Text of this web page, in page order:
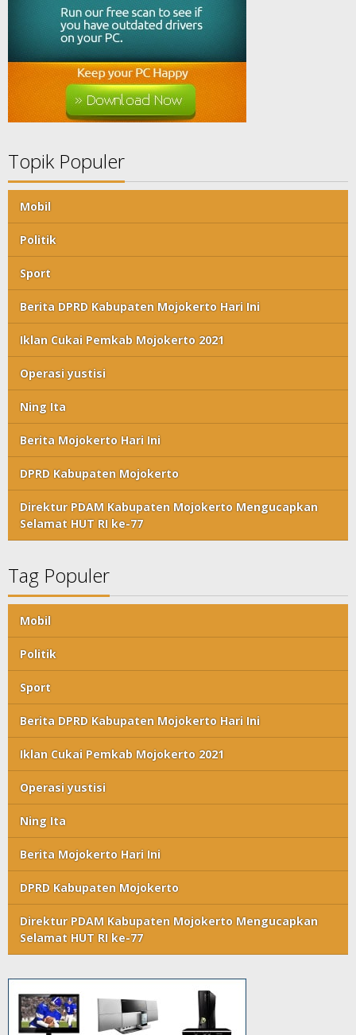
Topik Populer
Mobil
Politik
Sport
Berita DPRD Kabupaten Mojokerto Hari Ini
Iklan Cukai Pemkab Mojokerto 2021
Operasi yustisi
Ning Ita
Berita Mojokerto Hari Ini
DPRD Kabupaten Mojokerto
Direktur PDAM Kabupaten Mojokerto Mengucapkan
Selamat HUT RI ke-77
Tag Populer
Mobil
Politik
Sport
Berita DPRD Kabupaten Mojokerto Hari Ini
Iklan Cukai Pemkab Mojokerto 2021
Operasi yustisi
Ning Ita
Berita Mojokerto Hari Ini
DPRD Kabupaten Mojokerto
Direktur PDAM Kabupaten Mojokerto Mengucapkan
Selamat HUT RI ke-77